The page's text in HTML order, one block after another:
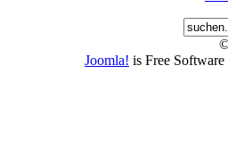
Joomla! is Free